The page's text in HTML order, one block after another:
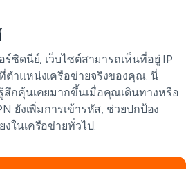
ซิดนีย์, เว็บไซต์สามารถเห็นที่อยู่ IP
ตำแหน่งเครือข่ายจริงของคุณ. นี่
สึกคุ้นเคยมากขึ้นเมื่อคุณเดินทางหรือ
ยังเพิ่มการเข้ารหัส, ช่วยปกป้อง
ในเครือข่ายทั่วไป.